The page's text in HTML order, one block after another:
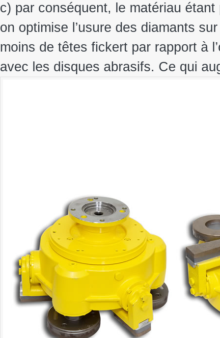
c) par conséquent, le matériau
on optimise l’usure des diamants
moins de têtes fickert par rapport à
avec les disques abrasifs. Ce qui